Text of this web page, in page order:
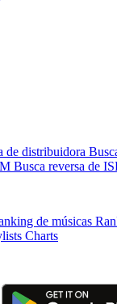
de distribuidora
Busca reversa de
de músicas
Charts